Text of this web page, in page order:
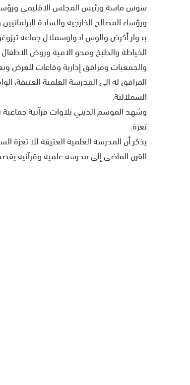
سوس ماسة ورئيس المجلس الاقليمي ورؤساء
ورؤساء المصالح الخارجية والسادة
بدوار أكرض والوس ادواوسملال جماعة
الخياطة والطبخ ومحو الامية وروض
والجمعيات ومرافق إدارية وقاعات للعرض
المرافق له الى المدرسة العلمية العتيقة،
السملالية.
وشهد الموسم الديني تلاوات قرآنية جماعية
تعزة.
يذكر أن المدرسة العلمية العتيقة للا
القرن الماضي إلى مدرسة علمية وقرآنية